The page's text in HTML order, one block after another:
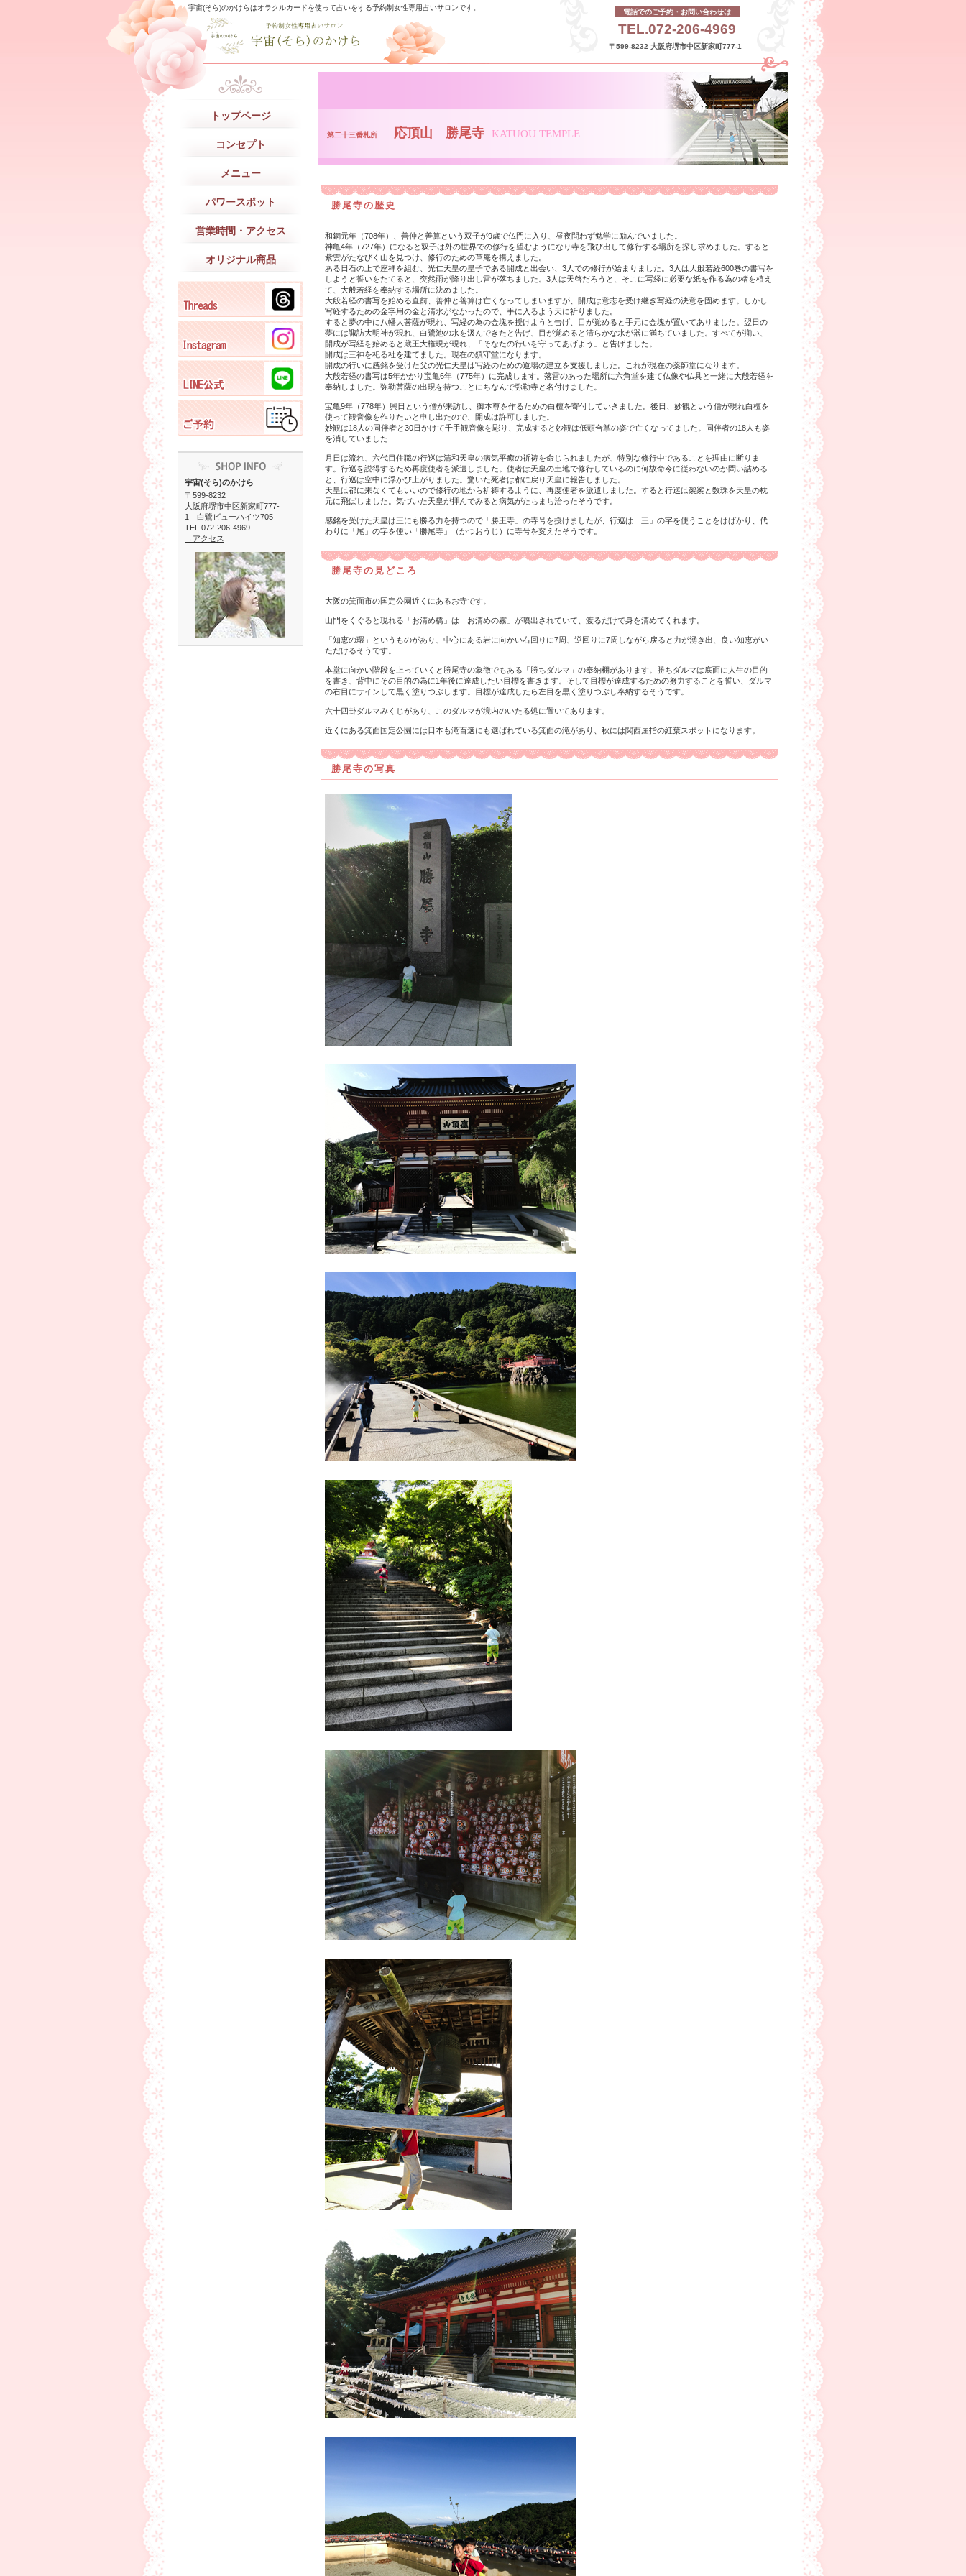
宇宙(そら)のかけらはオラクルカードを使って占いをする予約制女性専用占いサロンです。
電話でのご予約・お問い合わせは
TEL.072-206-4969
〒599-8232 大阪府堺市中区新家町777-1
第二十三番札所 応頂山 勝尾寺 KATUOU TEMPLE
勝尾寺の歴史
和銅元年（708年）、善仲と善算という双子が9歳で仏門に入り、昼夜問わず勉学に励んでいました。
神亀4年（727年）になると双子は外の世界での修行を望むようになり寺を飛び出して修行する場所を探し求めました。すると
紫雲がたなびく山を見つけ、修行のための草庵を構えました。
ある日石の上で座禅を組む、光仁天皇の皇子である開成と出会い、3人での修行が始まりました。3人は大般若経600巻の書写を
しようと誓いをたてると、突然雨が降り出し雷が落ちました。3人は天啓だろうと、そこに写経に必要な紙を作る為の楮を植え
て、大般若経を奉納する場所に決めました。
大般若経の書写を始める直前、善仲と善算は亡くなってしまいますが、開成は意志を受け継ぎ写経の決意を固めます。しかし
写経するための金字用の金と清水がなかったので、手に入るよう天に祈りました。
すると夢の中に八幡大菩薩が現れ、写経の為の金塊を授けようと告げ、目が覚めると手元に金塊が置いてありました。翌日の
夢には諏訪大明神が現れ、白鷺池の水を汲んできたと告げ、目が覚めると清らかな水が器に満ちていました。すべてが揃い、
開成が写経を始めると蔵王大権現が現れ、「そなたの行いを守ってあげよう」と告げました。
開成は三神を祀る社を建てました。現在の鎮守堂になります。
開成の行いに感銘を受けた父の光仁天皇は写経のための道場の建立を支援しました。これが現在の薬師堂になります。
大般若経の書写は5年かかり宝亀6年（775年）に完成します。落雷のあった場所に六角堂を建て仏像や仏具と一緒に大般若経を
奉納しました。弥勒菩薩の出現を待つことにちなんで弥勒寺と名付けました。
宝亀9年（778年）興日という僧が来訪し、御本尊を作るための白檀を寄付していきました。後日、妙観という僧が現れ白檀を
使って観音像を作りたいと申し出たので、開成は許可しました。
妙観は18人の同伴者と30日かけて千手観音像を彫り、完成すると妙観は低頭合掌の姿で亡くなってました。同伴者の18人も姿
を消していました
月日は流れ、六代目住職の行巡は清和天皇の病気平癒の祈祷を命じられましたが、特別な修行中であることを理由に断りま
す。行巡を説得するため再度使者を派遣しました。使者は天皇の土地で修行しているのに何故命令に従わないのか問い詰める
と、行巡は空中に浮かび上がりました。驚いた死者は都に戻り天皇に報告しました。
天皇は都に来なくてもいいので修行の地から祈祷するように、再度使者を派遣しました。すると行巡は袈裟と数珠を天皇の枕
元に飛ばしました。気づいた天皇が拝んでみると病気がたちまち治ったそうです。
感銘を受けた天皇は王にも勝る力を持つので「勝王寺」の寺号を授けましたが、行巡は「王」の字を使うことをはばかり、代
わりに「尾」の字を使い「勝尾寺」（かつおうじ）に寺号を変えたそうです。
勝尾寺の見どころ
大阪の箕面市の国定公園近くにあるお寺です。
山門をくぐると現れる「お清め橋」は「お清めの霧」が噴出されていて、渡るだけで身を清めてくれます。
「知恵の環」というものがあり、中心にある岩に向かい右回りに7周、逆回りに7周しながら戻ると力が湧き出、良い知恵がい
ただけるそうです。
本堂に向かい階段を上っていくと勝尾寺の象徴でもある「勝ちダルマ」の奉納棚があります。勝ちダルマは底面に人生の目的
を書き、背中にその目的の為に1年後に達成したい目標を書きます。そして目標が達成するための努力することを誓い、ダルマ
の右目にサインして黒く塗りつぶします。目標が達成したら左目を黒く塗りつぶし奉納するそうです。
六十四卦ダルマみくじがあり、このダルマが境内のいたる処に置いてあります。
近くにある箕面国定公園には日本も滝百選にも選ばれている箕面の滝があり、秋には関西屈指の紅葉スポットになります。
勝尾寺の写真
トップページ
コンセプト
メニュー
パワースポット
営業時間・アクセス
オリジナル商品
宇宙(そら)のかけら
〒599-8232
大阪府堺市中区新家町777-
1 白鷺ビューハイツ705
TEL.072-206-4969
→アクセス